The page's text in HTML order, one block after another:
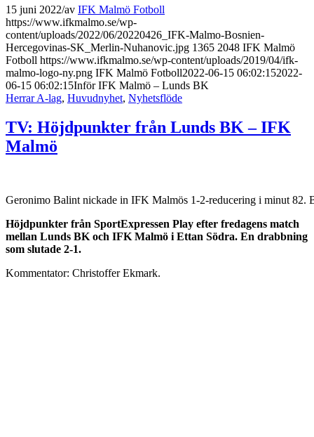
15 juni 2022/av IFK Malmö Fotboll
https://www.ifkmalmo.se/wp-
content/uploads/2022/06/20220426_IFK-Malmo-Bosnien-
Hercegovinas-SK_Merlin-Nuhanovic.jpg 1365 2048 IFK Malmö
Fotboll https://www.ifkmalmo.se/wp-content/uploads/2019/04/ifk-
malmo-logo-ny.png IFK Malmö Fotboll2022-06-15 06:02:152022-
06-15 06:02:15Inför IFK Malmö – Lunds BK
Herrar A-lag, Huvudnyhet, Nyhetsflöde
TV: Höjdpunkter från Lunds BK – IFK
Malmö
Geronimo Balint nickade in IFK Malmös 1-2-reducering i minut 82.
Höjdpunkter från SportExpressen Play efter fredagens match
mellan Lunds BK och IFK Malmö i Ettan Södra. En drabbning
som slutade 2-1.
Kommentator: Christoffer Ekmark.